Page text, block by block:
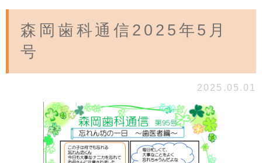
森岡歯科通信2025年5月
号
2025.05.01